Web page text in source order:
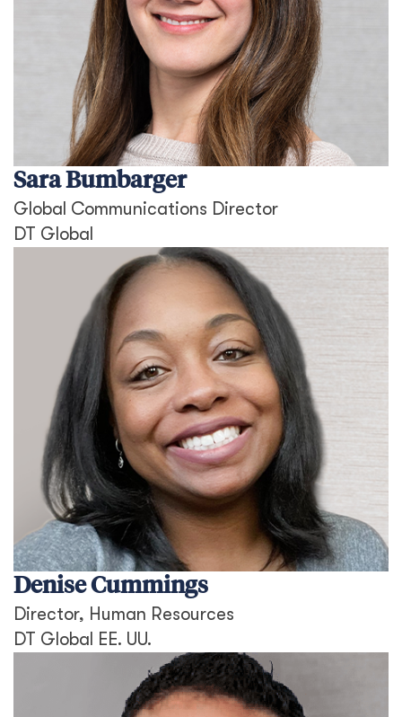
Sara Bumbarger
Global Communications Director
DT Global
Denise Cummings
Director, Human Resources
DT Global EE. UU.